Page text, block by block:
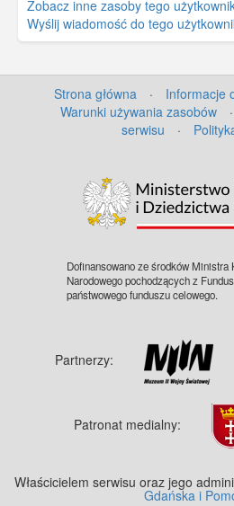
Zobacz inne zasoby tego
Wyślij wiadomość do tego
Strona główna · Informacje
Warunki używania zasobów
·
serwisu
·
Dofinansowano ze środków
Narodowego pochodzących z
państwowego funduszu celowego.
Partnerzy:
Patronat medialny:
Właścicielem serwisu oraz jego
Gdańska i